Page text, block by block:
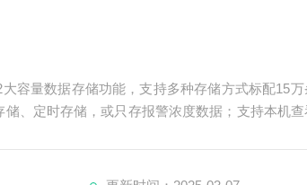
容量数据存储功能，支持多种存储方式标配15
、定时存储，或只存报警浓度数据；支持本机查